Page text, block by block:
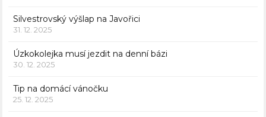
Silvestrovský výšlap na Javořici
31. 12. 2025
Úzkokolejka musí jezdit na denní bázi
30. 12. 2025
Tip na domácí vánočku
25. 12. 2025